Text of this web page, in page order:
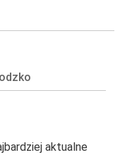
aktualne